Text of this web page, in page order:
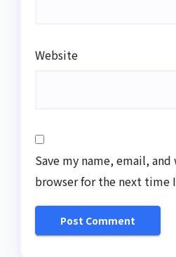
Website
Save my name, email,
browser for the next time